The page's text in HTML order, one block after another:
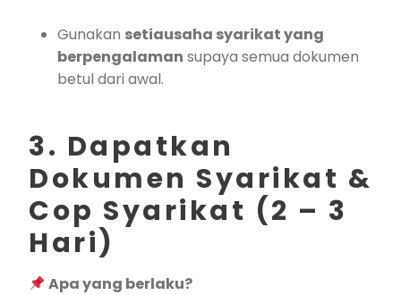
Gunakan setiausaha syarikat yang
berpengalaman supaya semua dokumen
betul dari awal.
3. Dapatkan
Dokumen Syarikat &
Cop Syarikat (2 – 3
Hari)
Apa yang berlaku?